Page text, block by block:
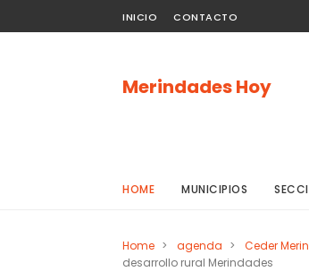
INICIO CONTACTO
Merindades Hoy
HOME MUNICIPIOS
Home > agenda > Ceder
desarrollo rural Merindades